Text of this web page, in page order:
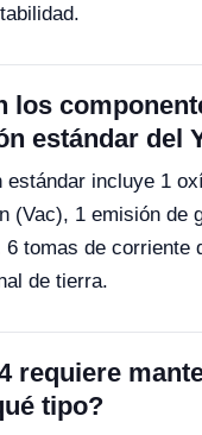
los
estándar del
estándar incluye 1
(Vac), 1 emisión de
tomas de corriente
de tierra.
requiere
tipo?